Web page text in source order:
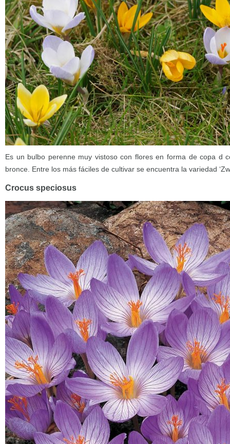
Es un bulbo perenne muy vistoso con flores en forma de copa d
bronce. Entre los más fáciles de cultivar se encuentra la variedad
Crocus speciosus